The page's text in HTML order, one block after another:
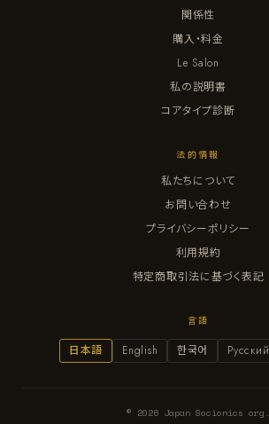
関係性
購入・料金
Le Salon
私の説明書
コアタイプ診断
法的情報
私たちについて
お問い合わせ
プライバシーポリシー
利用規約
特定商取引法に基づく表記
言語
日本語 English 한국어 Русский
© 2026 Japan Socionics org.